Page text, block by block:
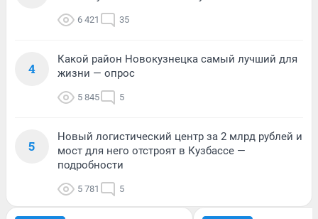
6 421 35
4
Какой район Новокузнецка самый лучший для
жизни — опрос
5 845 5
5
Новый логистический центр за 2 млрд рублей и
мост для него отстроят в Кузбассе —
подробности
5 781 5